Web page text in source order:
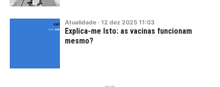
Atualidade · 12 dez 2025 11:03
Explica-me Isto: as vacinas funcionam
mesmo?